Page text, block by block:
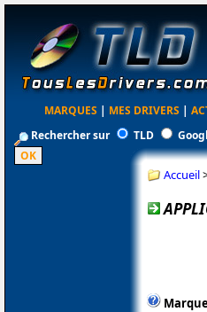
MARQUES | MES DRIVERS |
Rechercher sur
TLD
Accueil